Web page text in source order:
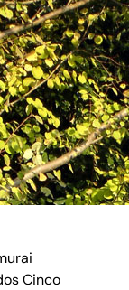
Cinco